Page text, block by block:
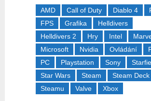
AMD Call of Duty Diablo 4
FPS
Grafika
Helldivers
Helldivers 2
Hry Intel
Microsoft
Nvidia Ovládání
PC
Playstation Sony
Star Wars
Steam
Steam Deck
Steamu
Valve Xbox